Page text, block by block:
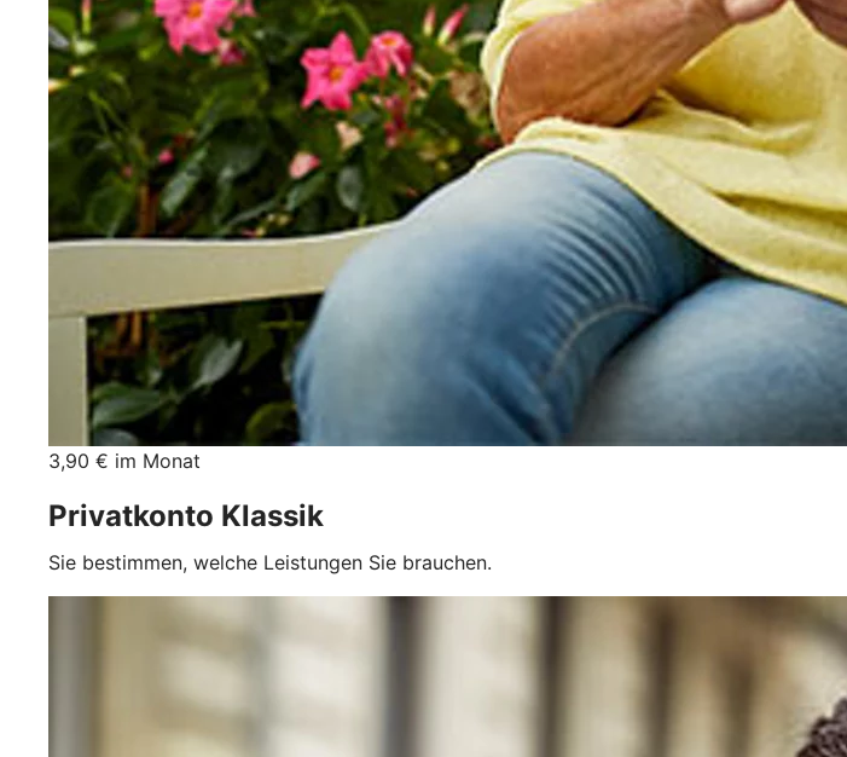
3,90 € im Monat
Privatkonto Klassik
Sie bestimmen, welche Leistungen Sie brauchen.